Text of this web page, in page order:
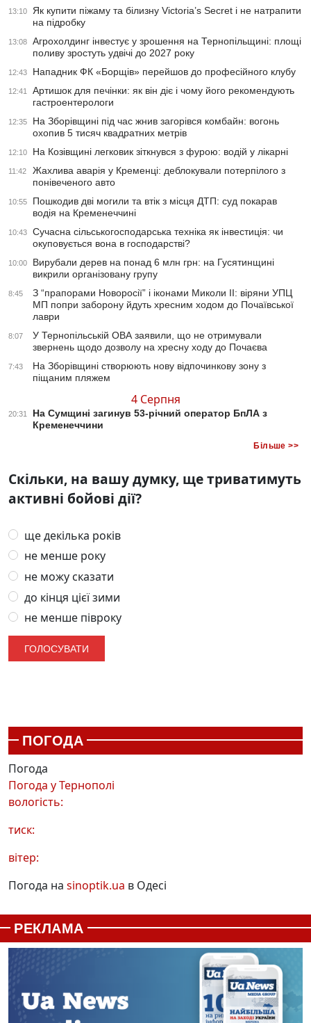
13:10
Як купити піжаму та білизну Victoria’s Secret і не натрапити
на підробку
13:08
Агрохолдинг інвестує у зрошення на Тернопільщині: площі
поливу зростуть удвічі до 2027 року
12:43 Нападник ФК «Борщів» перейшов до професійного клубу
12:41
Артишок для печінки: як він діє і чому його рекомендують
гастроентерологи
12:35
На Зборівщині під час жнив загорівся комбайн: вогонь
охопив 5 тисяч квадратних метрів
12:10 На Козівщині легковик зіткнувся з фурою: водій у лікарні
11:42
Жахлива аварія у Кременці: деблокували потерпілого з
понівеченого авто
10:55
Пошкодив дві могили та втік з місця ДТП: суд покарав
водія на Кременеччині
10:43
Сучасна сільськогосподарська техніка як інвестиція: чи
окуповується вона в господарстві?
10:00
Вирубали дерев на понад 6 млн грн: на Гусятинщині
викрили організовану групу
8:45
З “прапорами Новоросії” і іконами Миколи ІІ: віряни УПЦ
МП попри заборону йдуть хресним ходом до Почаївської
лаври
8:07
У Тернопільській ОВА заявили, що не отримували
звернень щодо дозволу на хресну ходу до Почаєва
7:43
На Зборівщині створюють нову відпочинкову зону з
піщаним пляжем
4 Серпня
20:31
На Сумщині загинув 53-річний оператор БпЛА з
Кременеччини
Більше >>
Скільки, на вашу думку, ще триватимуть
активні бойові дії?
ще декілька років
не менше року
не можу сказати
до кінця цієї зими
не менше півроку
ПОГОДА
Погода
Погода уТернополі
вологість:
тиск:
вітер:
Погода на sinoptik.ua в Одесі
РЕКЛАМА